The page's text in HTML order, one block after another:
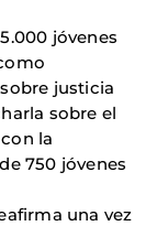
jóvenes
justicia
sobre el
la
750 jóvenes
una vez